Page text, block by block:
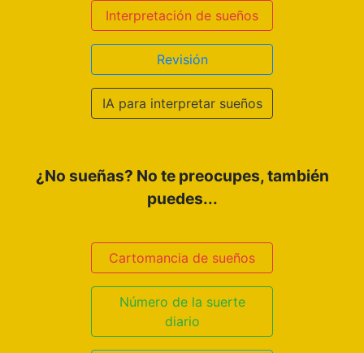
Interpretación de sueños
Revisión
IA para interpretar sueños
¿No sueñas? No te preocupes, también
puedes...
Cartomancia de sueños
Número de la suerte
diario